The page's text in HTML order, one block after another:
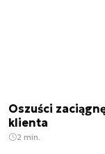
Oszuści
klienta
2 min.